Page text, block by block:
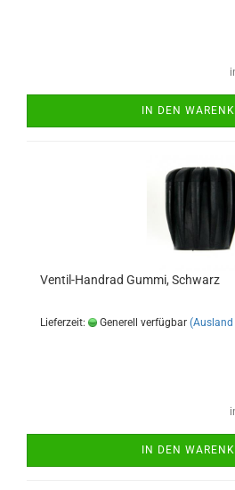
IN DEN
Ventil-Handrad Gummi, Schwarz
Lieferzeit: Generell verfügbar
IN DEN